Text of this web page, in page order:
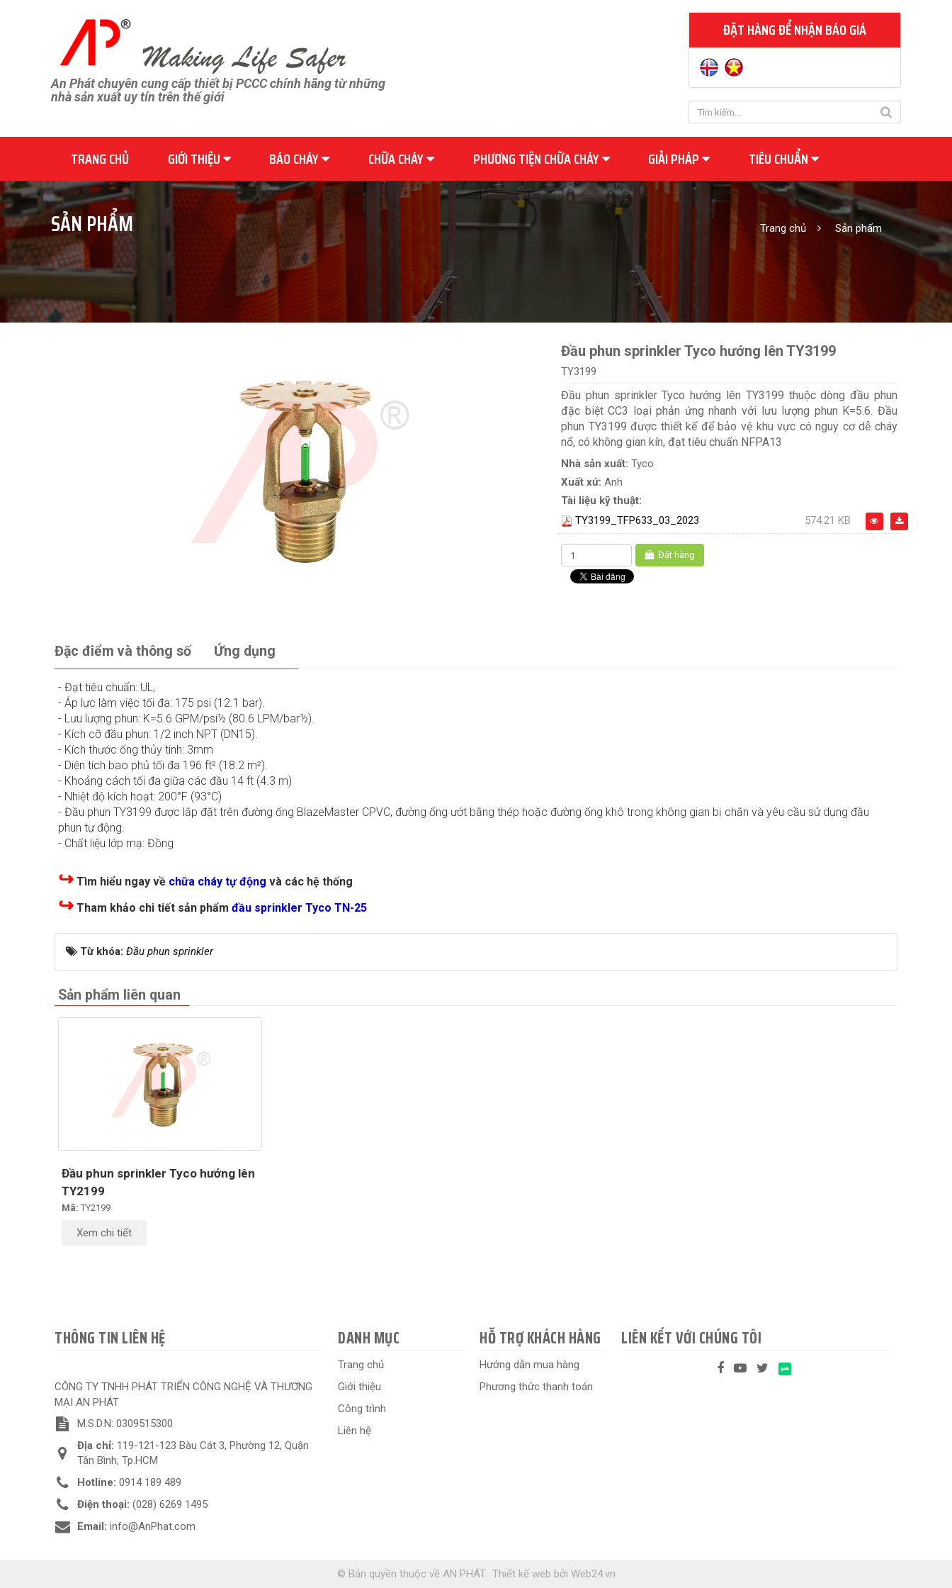
An Phát chuyên cung cấp thiết bị PCCC chính hãng từ những
nhà sản xuất uy tín trên thế giới
ĐẶT HÀNG ĐỂ NHẬN BÁO GIÁ
TRANG CHỦ GIỚI THIỆU BÁO CHÁY CHỮA CHÁY PHƯƠNG TIỆN CHỮA CHÁY GIẢI PHÁP TIÊU CHUẨN
SẢN PHẨM Trang chủ Sản phẩm
Đầu phun sprinkler Tyco hướng lên TY3199
TY3199
Đầu phun sprinkler Tyco hướng lên TY3199 thuộc dòng đầu phun
đặc biệt CC3 loại phản ứng nhanh với lưu lượng phun K=5.6. Đầu
phun TY3199 được thiết kế để bảo vệ khu vực có nguy cơ dễ cháy
nổ, có không gian kín, đạt tiêu chuẩn NFPA13
Nhà sản xuất: Tyco
Xuất xứ: Anh
Tài liệu kỹ thuật:
TY3199_TFP633_03_2023
574.21 KB
Đặt hàng
Đặc điểm và thông số Ứng dụng
- Đạt tiêu chuẩn: UL,
- Áp lực làm việc tối đa: 175 psi (12.1 bar).
- Lưu lượng phun: K=5.6 GPM/psi½ (80.6 LPM/bar½).
- Kích cỡ đầu phun: 1/2 inch NPT (DN15).
- Kích thước ống thủy tinh: 3mm
- Diện tích bao phủ tối đa 196 ft² (18.2 m²).
- Khoảng cách tối đa giữa các đầu 14 ft (4.3 m)
- Nhiệt độ kích hoạt: 200°F (93°C)
- Đầu phun TY3199 được lắp đặt trên đường ống BlazeMaster CPVC, đường ống ướt bằng thép hoặc đường ống khô trong không gian bị chắn và yêu cầu sử dụng đầu
phun tự động.
- Chất liệu lớp mạ: Đồng
↪ Tìm hiểu ngay về chữa cháy tự động và các hệ thống
↪ Tham khảo chi tiết sản phẩm đầu sprinkler Tyco TN-25
Từ khóa: Đầu phun sprinkler
Sản phẩm liên quan
Đầu phun sprinkler Tyco hướng lên
TY2199
Mã: TY2199
Xem chi tiết
THÔNG TIN LIÊN HỆ
CÔNG TY TNHH PHÁT TRIỂN CÔNG NGHỆ VÀ THƯƠNG
MẠI AN PHÁT
M.S.D.N: 0309515300
Địa chỉ: 119-121-123 Bàu Cát 3, Phường 12, Quận
Tân Bình, Tp.HCM
Hotline: 0914 189 489
Điện thoại: (028) 6269 1495
Email: info@AnPhat.com
DANH MỤC
Trang chủ
Giới thiệu
Công trình
Liên hệ
HỖ TRỢ KHÁCH HÀNG
Hướng dẫn mua hàng
Phương thức thanh toán
LIÊN KẾT VỚI CHÚNG TÔI
© Bản quyền thuộc về AN PHÁT. Thiết kế web bởi Web24.vn